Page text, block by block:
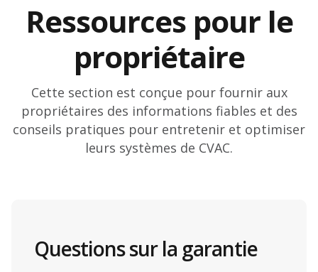
Ressources pour le
propriétaire
Cette section est conçue pour fournir aux
propriétaires des informations fiables et des
conseils pratiques pour entretenir et optimiser
leurs systèmes de CVAC.
Questions sur la garantie